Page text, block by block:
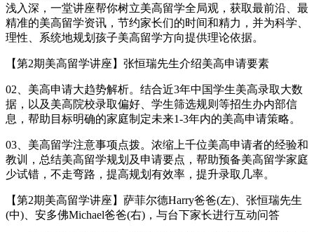
浅入深，一堂讲座帮你树立美高留学全局观，获取最前沿、最
精准的美高留学资讯，节约家长们的时间和精力，并为科学、
理性、系统地规划孩子美高留学方向提供理论依据。
【第2期美高留学讲座】张恒瑞先生介绍美高申请要素
02、美高申请大趋势解析。结合近3年中国学生美高录取大数
据，以及美高院校录取偏好、学生筛选规则等招生办内部信
息，帮助目标明确的家庭制定未来1-3年内的美高申请策略。
03、美高留学注意事项点拨。浓缩上千位美高申请者的经验和
教训，总结美高留学规划及申请要点，帮助预备美高留学家庭
少试错，不走弯路，提高规划有效率，提升录取几率。
【第2期美高留学讲座】萨菲尔德Harry爸爸(左)、张恒瑞先生
(中)、安多佛Michael爸爸(右)，与台下家长进行互动问答